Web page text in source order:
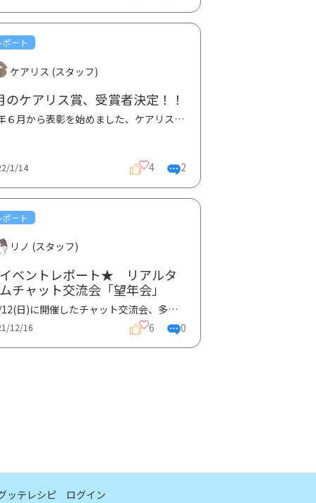
ポート
ケアリス (スタッフ)
のケアリス賞、受賞者決定！！
昨年６月から表彰を始めました、ケアリス賞ですが、今月の受賞者は、こたさん、うさぎさん、ぴよさんの...
1/14 4 2
ポート
リノ (スタッフ)
ベントレポート★ リアルタ
チャット交流会「望年会」
12/12(日)に開催したチャット交流会、多くの方に参加いただきありがとうございました！！チャット交流会...
12/16 6 0
ッテレシピ ログイン